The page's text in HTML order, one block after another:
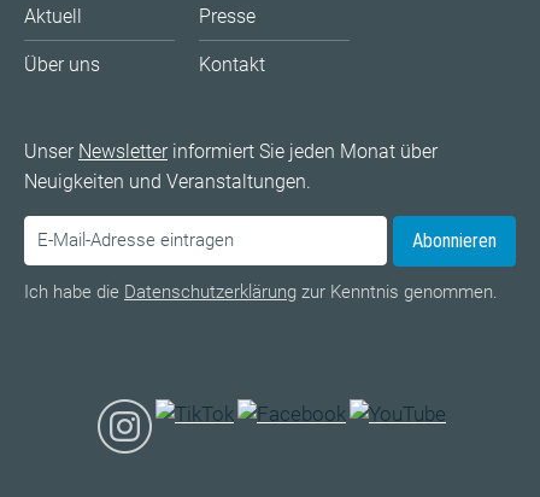
Aktuell
Über uns
Presse
Kontakt
Unser Newsletterinformiert Sie jeden Monat über
Neuigkeiten und Veranstaltungen.
Abonnieren
Ich habe die Datenschutzerklärung zur Kenntnis genommen.